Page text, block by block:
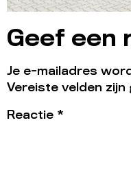
Geef een
Je e-mailadres
Vereiste velden zijn
Reactie *